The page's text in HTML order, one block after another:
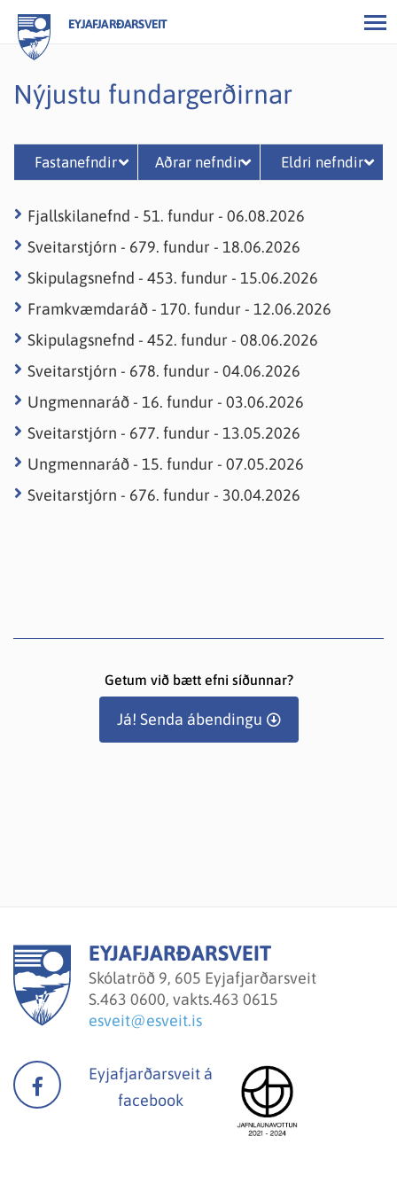
EYJAFJARÐARSVEIT
Nýjustu fundargerðirnar
Fastanefndir
umhverfisnefnd
Félagsmálanefnd
Fjallskilanefnd
Framkvæmdaráð
Kjörstjórn
Landbúnaðar-
og
atvinnumálanefnd
Lýðheilsunefnd
Menningarmálanefnd
Velferðar-
menningarnefnd
Aðrar nefndir
Eyþings
Auglýsingablaðið
Byggingarnefnd
Eyvindur
Óshólmanefnd
Skólanefnd
Tónlistarskóla
Eyjafjarðar
Eldri nefndir
Fjallskilanefnd - 51. fundur - 06.08.2026
Sveitarstjórn - 679. fundur - 18.06.2026
Skipulagsnefnd - 453. fundur - 15.06.2026
Framkvæmdaráð - 170. fundur - 12.06.2026
Skipulagsnefnd - 452. fundur - 08.06.2026
Sveitarstjórn - 678. fundur - 04.06.2026
Ungmennaráð - 16. fundur - 03.06.2026
Sveitarstjórn - 677. fundur - 13.05.2026
Ungmennaráð - 15. fundur - 07.05.2026
Sveitarstjórn - 676. fundur - 30.04.2026
Getum við bætt efni síðunnar?
Já! Senda ábendingu
EYJAFJARÐARSVEIT
Skólatröð 9, 605 Eyjafjarðarsveit
S.463 0600, vakts.463 0615
esveit@esveit.is
Eyjafjarðarsveit á
facebook